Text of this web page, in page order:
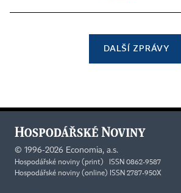
DALŠÍ ZPRÁVY
© 1996-2026 Economia, a.s.
Hospodářské noviny (print) ISSN 0862-9587
Hospodářské noviny (online) ISSN 2787-950X